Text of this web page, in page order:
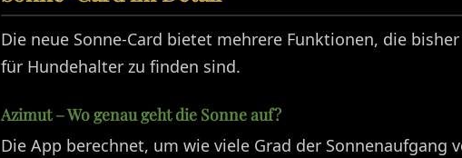
Die neue Sonne-Card bietet mehrere Funktionen, die
für Hundehalter zu finden sind.
Azimut – Wo genau geht die Sonne auf?
Die App berechnet, um wie viele Grad der Sonnenaufgang